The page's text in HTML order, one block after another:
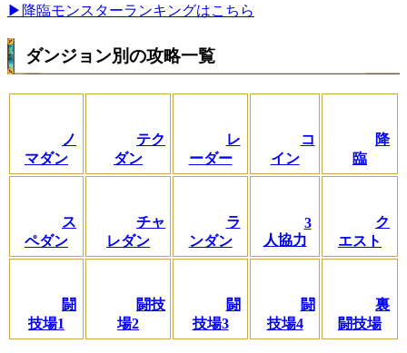
▶降臨モンスターランキングはこちら
ダンジョン別の攻略一覧
ノ
マダン
テク
ダン
レ
ーダー
コ
イン
降
臨
ス
ペダン
チャ
レダン
ラ
ンダン
3
人協力
ク
エスト
闘
技場1
闘技
場2
闘
技場3
闘
技場4
裏
闘技場